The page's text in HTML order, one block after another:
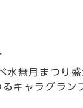
水無月まつり
キャラグラン